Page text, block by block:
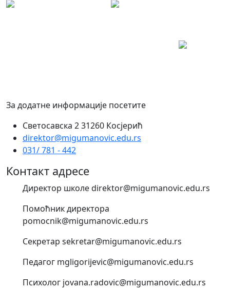
За додатне информације посетите
Светосавска 2 31260 Косјерић
direktor@migumanovic.edu.rs
031/ 781 - 442
Контакт адресе
Директор школе direktor@migumanovic.edu.rs
Помоћник директора
pomocnik@migumanovic.edu.rs
Секретар sekretar@migumanovic.edu.rs
Педагог mgligorijevic@migumanovic.edu.rs
Психолог jovana.radovic@migumanovic.edu.rs